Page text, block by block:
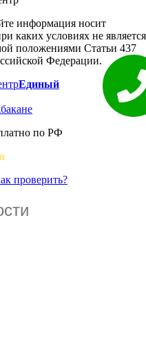
информация носит
каких условиях не является
положениями Статьи 437
Федерации.
Единый
по РФ
проверить?